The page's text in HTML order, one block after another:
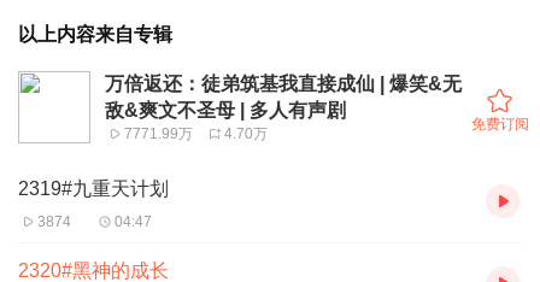
以上内容来自专辑
万倍返还：徒弟筑基我直接成仙 | 爆笑&无
敌&爽文不圣母 | 多人有声剧
7771.99万 4.70万
免费订阅
2319#九重天计划
3874 04:47
2320#黑神的成长